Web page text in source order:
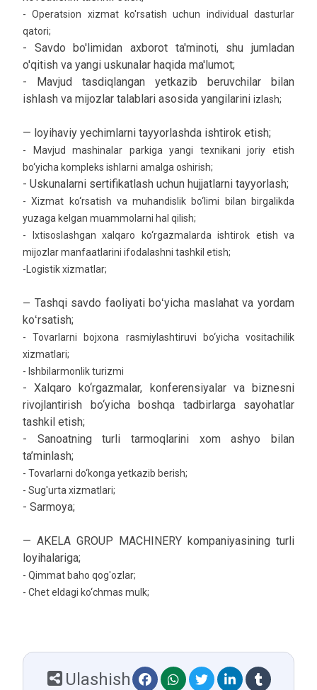
- Operatsion xizmat ko'rsatish uchun individual dasturlar
qatori;
- Savdo bo'limidan axborot ta'minoti, shu jumladan
o'qitish va yangi uskunalar haqida ma'lumot;
- Mavjud tasdiqlangan yetkazib beruvchilar bilan
ishlash va mijozlar talablari asosida yangilarini izlash;
— loyihaviy yechimlarni tayyorlashda ishtirok etish;
- Mavjud mashinalar parkiga yangi texnikani joriy etish
bo‘yicha kompleks ishlarni amalga oshirish;
- Uskunalarni sertifikatlash uchun hujjatlarni tayyorlash;
- Xizmat ko‘rsatish va muhandislik bo‘limi bilan birgalikda
yuzaga kelgan muammolarni hal qilish;
- Ixtisoslashgan xalqaro ko‘rgazmalarda ishtirok etish va
mijozlar manfaatlarini ifodalashni tashkil etish;
-Logistik xizmatlar;
— Tashqi savdo faoliyati boʻyicha maslahat va yordam
koʻrsatish;
- Tovarlarni bojxona rasmiylashtiruvi bo‘yicha vositachilik
xizmatlari;
- Ishbilarmonlik turizmi
- Xalqaro ko‘rgazmalar, konferensiyalar va biznesni
rivojlantirish bo‘yicha boshqa tadbirlarga sayohatlar
tashkil etish;
- Sanoatning turli tarmoqlarini xom ashyo bilan
ta’minlash;
- Tovarlarni do‘konga yetkazib berish;
- Sug'urta xizmatlari;
- Sarmoya;
— AKELA GROUP MACHINERY kompaniyasining turli
loyihalariga;
- Qimmat baho qog'ozlar;
- Chet eldagi ko‘chmas mulk;
Ulashish